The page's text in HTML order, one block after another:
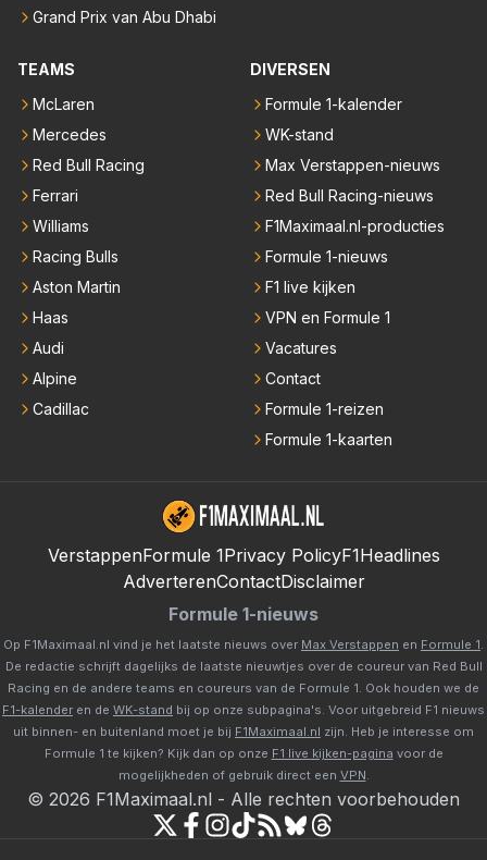
Grand Prix van Abu Dhabi
TEAMS
McLaren
Mercedes
Red Bull Racing
Ferrari
Williams
Racing Bulls
Aston Martin
Haas
Audi
Alpine
Cadillac
DIVERSEN
Formule 1-kalender
WK-stand
Max Verstappen-nieuws
Red Bull Racing-nieuws
F1Maximaal.nl-producties
Formule 1-nieuws
F1 live kijken
VPN en Formule 1
Vacatures
Contact
Formule 1-reizen
Formule 1-kaarten
VerstappenFormule 1Privacy PolicyF1Headlines
AdverterenContactDisclaimer
Formule 1-nieuws
Op F1Maximaal.nl vind je het laatste nieuws over Max Verstappen en Formule 1.
De redactie schrijft dagelijks de laatste nieuwtjes over de coureur van Red Bull
Racing en de andere teams en coureurs van de Formule 1. Ook houden we de
F1-kalender en de WK-stand bij op onze subpagina's. Voor uitgebreid F1 nieuws
uit binnen- en buitenland moet je bij F1Maximaal.nl zijn. Heb je interesse om
Formule 1 te kijken? Kijk dan op onze F1 live kijken-pagina voor de
mogelijkheden of gebruik direct een VPN.
© 2026 F1Maximaal.nl - Alle rechten voorbehouden